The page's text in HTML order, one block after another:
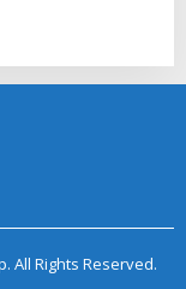
All Rights Reserved.